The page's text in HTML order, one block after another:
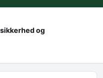
og